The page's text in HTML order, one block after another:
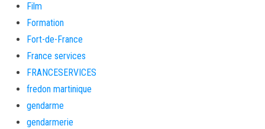
Film
Formation
Fort-de-France
France services
FRANCESERVICES
fredon martinique
gendarme
gendarmerie